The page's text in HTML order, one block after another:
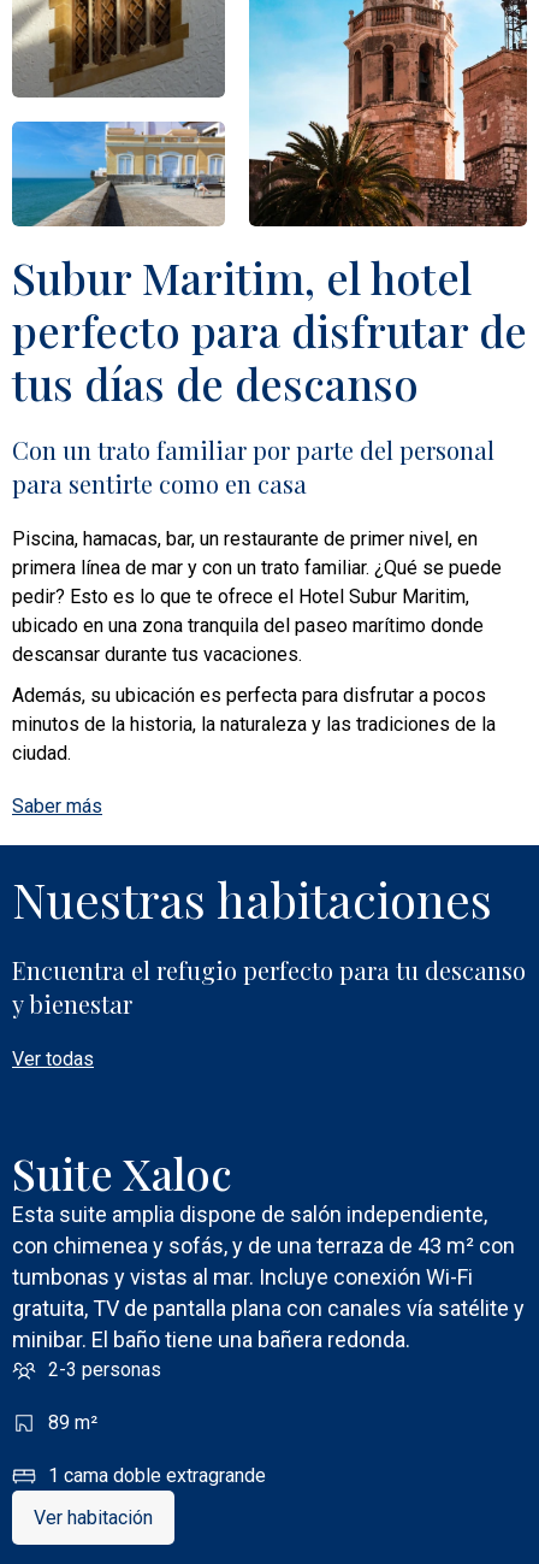
Subur Maritim, el hotel
perfecto para disfrutar de
tus días de descanso
Con un trato familiar por parte del personal
para sentirte como en casa
Piscina, hamacas, bar, un restaurante de primer nivel, en
primera línea de mar y con un trato familiar. ¿Qué se puede
pedir? Esto es lo que te ofrece el Hotel Subur Maritim,
ubicado en una zona tranquila del paseo marítimo donde
descansar durante tus vacaciones.
Además, su ubicación es perfecta para disfrutar a pocos
minutos de la historia, la naturaleza y las tradiciones de la
ciudad.
Saber más
Nuestras habitaciones
Encuentra el refugio perfecto para tu descanso
y bienestar
Ver todas
Suite Xaloc
Esta suite amplia dispone de salón independiente,
con chimenea y sofás, y de una terraza de 43 m² con
tumbonas y vistas al mar. Incluye conexión Wi-Fi
gratuita, TV de pantalla plana con canales vía satélite y
minibar. El baño tiene una bañera redonda.
2-3 personas
89 m²
1 cama doble extragrande
Ver habitación